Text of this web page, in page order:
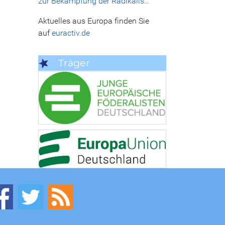
Aktuelles aus Europa finden Sie
aufeuractiv.de
Träger